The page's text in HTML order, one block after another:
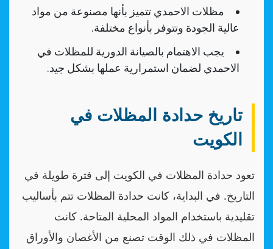
مظلات الاحمدي تتميز بأنها مصنوعة من مواد
عالية الجودة وتتوفر بأنواع مختلفة.
يجب الاهتمام بالصيانة الدورية للمظلات في
الاحمدي لضمان استمرارية عملها بشكل جيد.
تاريخ حدادة المظلات في
الكويت
تعود حدادة المظلات في الكويت إلى فترة طويلة في
التاريخ. في البداية، كانت حدادة المظلات تتم بأساليب
تقليدية باستخدام المواد المحلية المتاحة. كانت
المظلات في ذلك الوقت تصنع من الأغصان والأوراق